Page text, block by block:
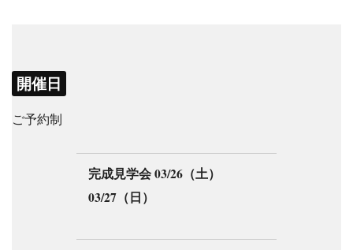
開催日
ご予約制
完成見学会 03/26（土）
03/27（日）